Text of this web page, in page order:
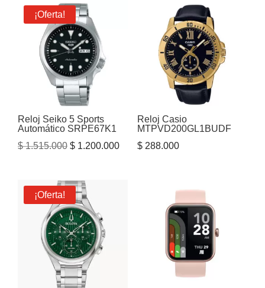
¡Oferta!
Reloj Seiko 5 Sports
Automático SRPE67K1
$1.515.000 El
era:
$ 1.515.000.
$ 1.200.000El
$ 1.200.000.
Reloj Casio
MTPVD200GL1BUDF
$288.000
¡Oferta!